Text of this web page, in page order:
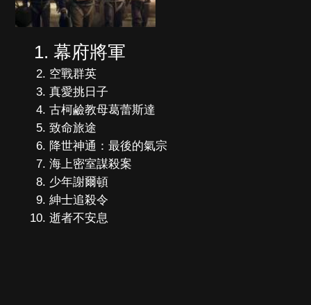
幕府將軍
空戰群英
真愛挑日子
古柯鹼教母葛蕾斯達
致命旅途
降世神通：最後的氣宗
海上密室謀殺案
少年謝爾頓
紳士追殺令
逝者不安息